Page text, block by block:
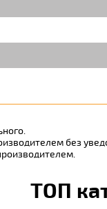
без
ТОП